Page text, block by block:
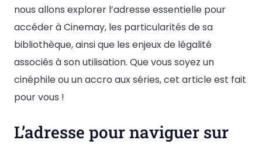
nous allons explorer l’adresse essentielle pour
accéder à Cinemay, les particularités de sa
bibliothèque, ainsi que les enjeux de légalité
associés à son utilisation. Que vous soyez un
cinéphile ou un accro aux séries, cet article est fait
pour vous !
L’adresse pour naviguer sur